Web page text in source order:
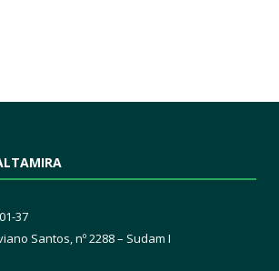
37
Santos, nº 2288 – Sudam I